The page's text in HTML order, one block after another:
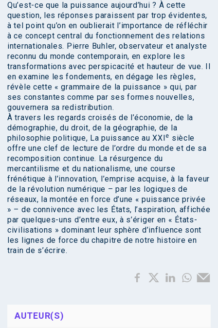
Qu’est-ce que la puissance aujourd’hui ? À cette
question, les réponses paraissent par trop évidentes,
à tel point qu’on en oublierait l’importance de réfléchir
à ce concept central du fonctionnement des relations
internationales. Pierre Buhler, observateur et analyste
reconnu du monde contemporain, en explore les
transformations avec perspicacité et hauteur de vue. Il
en examine les fondements, en dégage les règles,
révèle cette « grammaire de la puissance » qui, par
ses constantes comme par ses formes nouvelles,
gouvernera sa redistribution.
À travers les regards croisés de l’économie, de la
démographie, du droit, de la géographie, de la
philosophie politique, La puissance au XXIe siècle
offre une clef de lecture de l’ordre du monde et de sa
recomposition continue. La résurgence du
mercantilisme et du nationalisme, une course
frénétique à l’innovation, l’emprise acquise, à la faveur
de la révolution numérique – par les logiques de
réseaux, la montée en force d’une « puissance privée
» – de connivence avec les États, l’aspiration, affichée
par quelques-uns d’entre eux, à s’ériger en « États-
civilisations » dominant leur sphère d’influence sont
les lignes de force du chapitre de notre histoire en
train de s’écrire.
AUTEUR(S)